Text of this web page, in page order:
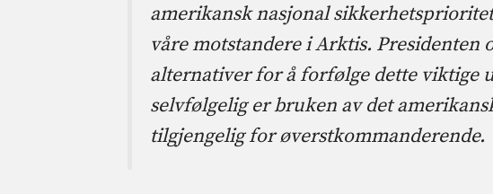
amerikansk nasjonal
våre motstandere i Arktis. Presidenten
alternativer for å forfølge dette viktige
selvfølgelig er bruken av det
tilgjengelig for øverstkommanderende.